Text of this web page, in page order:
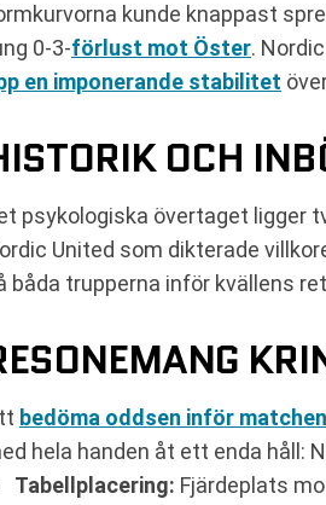
kunde knappast
0-3-förlust mot Öster.
en imponerande stabilitet
OCH
psykologiska övertaget ligger
United som dikterade
båda trupperna inför kvällens
bedöma oddsen inför matchen
hela handen åt ett enda håll:
Tabellplacering: Fjärdeplats